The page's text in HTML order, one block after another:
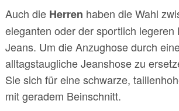
Auch die Herren haben die Wahl
eleganten oder der sportlich legeren
Jeans. Um die Anzughose durch
alltagstaugliche Jeanshose zu
Sie sich für eine schwarze,
mit geradem Beinschnitt.